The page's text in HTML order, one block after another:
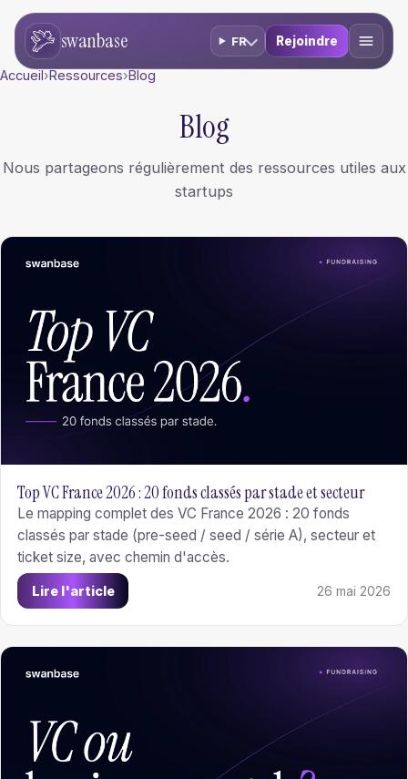
swanbase FR Rejoindre
Accueil›Ressources›Blog
Blog
Nous partageons régulièrement des ressources utiles aux
startups
Top VC France 2026 : 20 fonds classés par stade et secteur
Le mapping complet des VC France 2026 : 20 fonds
classés par stade (pre-seed / seed / série A), secteur et
ticket size, avec chemin d'accès.
Lire l'article 26 mai 2026